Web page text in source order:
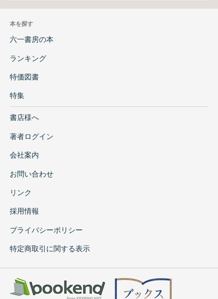
本を探す
六一書房の本
ランキング
特価図書
特集
書店様へ
著者ログイン
会社案内
お問い合わせ
リンク
採用情報
プライバシーポリシー
特定商取引に関する表示